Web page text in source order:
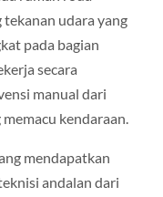
udara yang
pada bagian
secara
manual dari
kendaraan.
mendapatkan
andalan dari